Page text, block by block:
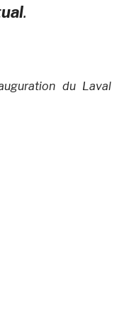
.
du Laval